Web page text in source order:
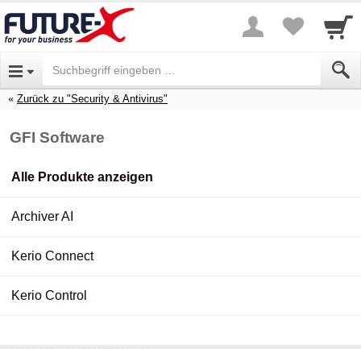
Zurück zu "Security & Antivirus"
GFI Software
Alle Produkte anzeigen
Archiver AI
Kerio Connect
Kerio Control